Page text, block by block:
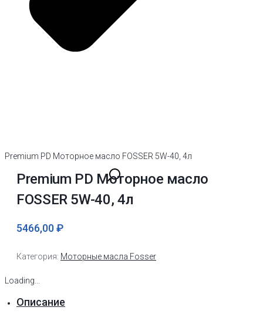
Premium PD Моторное масло FOSSER 5W-40, 4л
Premium PD Моторное масло
FOSSER 5W-40, 4л
5466,00₽
Категория: Моторные масла Fosser
Loading...
Описание